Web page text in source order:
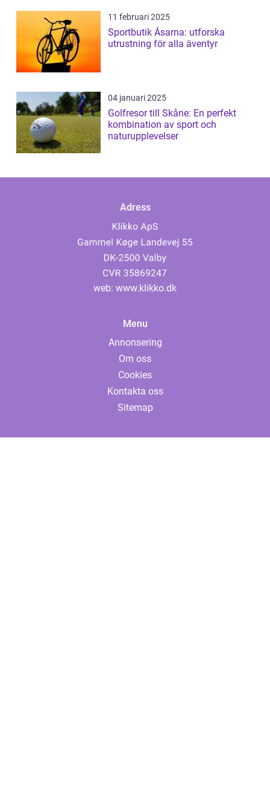
11 februari 2025
Sportbutik Åsarna: utforska
utrustning för alla äventyr
04 januari 2025
Golfresor till Skåne: En perfekt
kombination av sport och
naturupplevelser
Adress
web: www.klikko.dk
Menu
Annonsering
Om oss
Cookies
Kontakta oss
Sitemap